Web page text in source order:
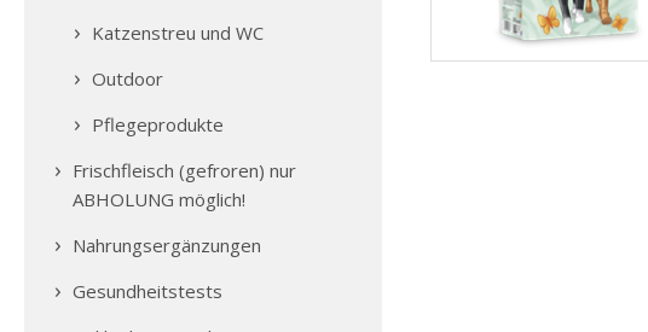
Katzenstreu und WC
Outdoor
Pflegeprodukte
Frischfleisch (gefroren) nur
ABHOLUNG möglich!
Nahrungsergänzungen
Gesundheitstests